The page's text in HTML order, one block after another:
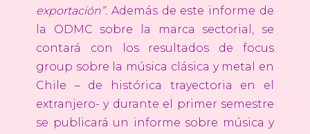
exportación”. Además de este informe de
la ODMC sobre la marca sectorial, se
contará con los resultados de focus
group sobre la música clásica y metal en
Chile – de histórica trayectoria en el
extranjero- y durante el primer semestre
se publicará un informe sobre música y